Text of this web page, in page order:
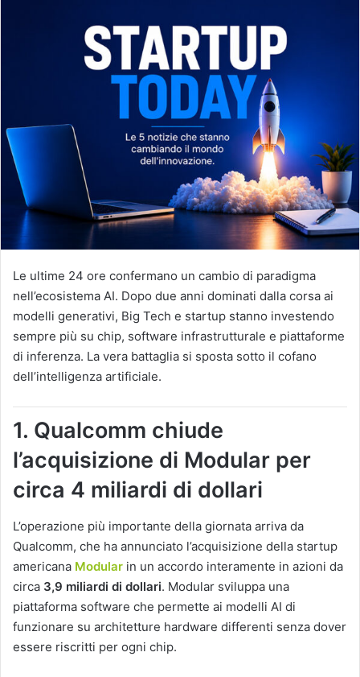
Le ultime 24 ore confermano un cambio di paradigma
nell’ecosistema AI. Dopo due anni dominati dalla corsa ai
modelli generativi, Big Tech e startup stanno investendo
sempre più su chip, software infrastrutturale e piattaforme
di inferenza. La vera battaglia si sposta sotto il cofano
dell’intelligenza artificiale.
1. Qualcomm chiude
l’acquisizione di Modular per
circa 4 miliardi di dollari
L’operazione più importante della giornata arriva da
Qualcomm, che ha annunciato l’acquisizione della startup
americana Modular in un accordo interamente in azioni da
circa 3,9 miliardi di dollari. Modular sviluppa una
piattaforma software che permette ai modelli AI di
funzionare su architetture hardware differenti senza dover
essere riscritti per ogni chip.